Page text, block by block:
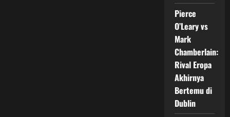
Pierce
O’Leary vs
Mark
Chamberlain:
Rival Eropa
Akhirnya
Bertemu di
Dublin